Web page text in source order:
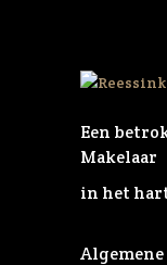
Een
Makelaar
in het